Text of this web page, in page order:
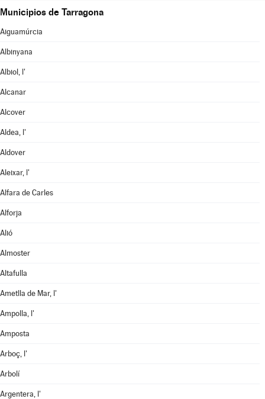
Municipios de Tarragona
Aiguamúrcia
Albinyana
Albiol, l'
Alcanar
Alcover
Aldea, l'
Aldover
Aleixar, l'
Alfara de Carles
Alforja
Alió
Almoster
Altafulla
Ametlla de Mar, l'
Ampolla, l'
Amposta
Arboç, l'
Arbolí
Argentera, l'